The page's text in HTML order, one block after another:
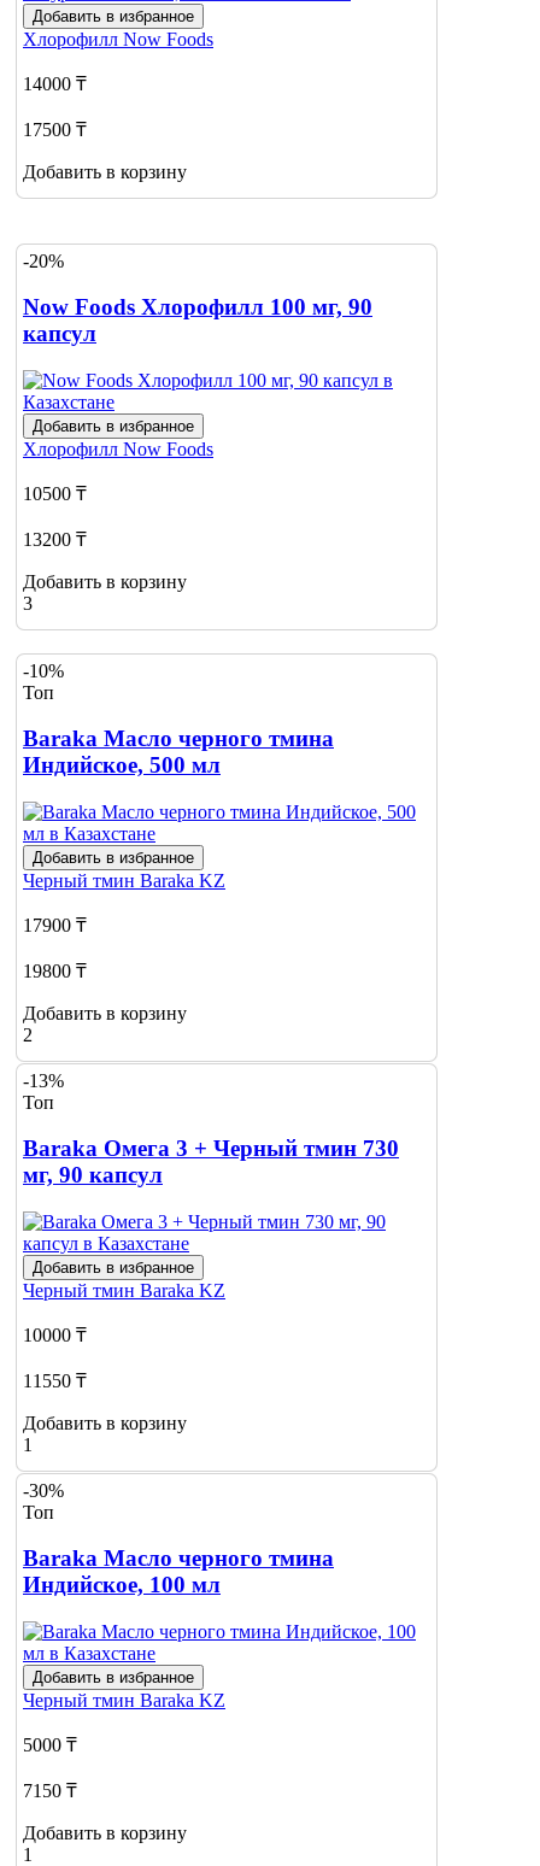
Добавить в избранное
Хлорофилл Now Foods
14000 ₸
17500 ₸
Добавить в корзину
-20%
Now Foods Хлорофилл 100 мг, 90
капсул
Добавить в избранное
Хлорофилл Now Foods
10500 ₸
13200 ₸
Добавить в корзину
3
-10%
Топ
Baraka Масло черного тмина
Индийское, 500 мл
Добавить в избранное
Черный тмин Baraka KZ
17900 ₸
19800 ₸
Добавить в корзину
2
-13%
Топ
Baraka Омега 3 + Черный тмин 730
мг, 90 капсул
Добавить в избранное
Черный тмин Baraka KZ
10000 ₸
11550 ₸
Добавить в корзину
1
-30%
Топ
Baraka Масло черного тмина
Индийское, 100 мл
Добавить в избранное
Черный тмин Baraka KZ
5000 ₸
7150 ₸
Добавить в корзину
1